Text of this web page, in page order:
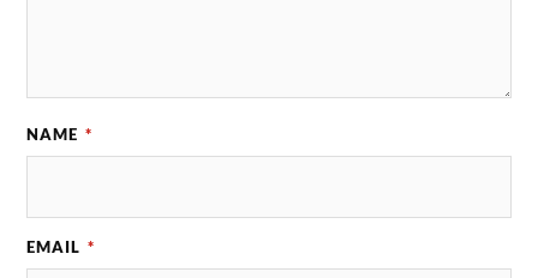
NAME *
EMAIL *